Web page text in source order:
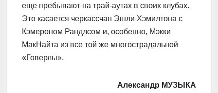
еще пребывают на трай-аутах в своих клубах.
Это касается черкассчан Эшли Хэмилтона с
Кэмероном Рандлсом и, особенно, Мэкки
МакНайта из все той же многострадальной
«Говерлы».
Александр МУЗЫКА